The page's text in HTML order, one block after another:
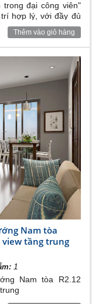
đại công viên"
hợp lý, với đầy đủ
phù hợp cho các
Thêm vào giỏ hàng
Nam tòa
view tầng trung
1
Nam tòa R2.12